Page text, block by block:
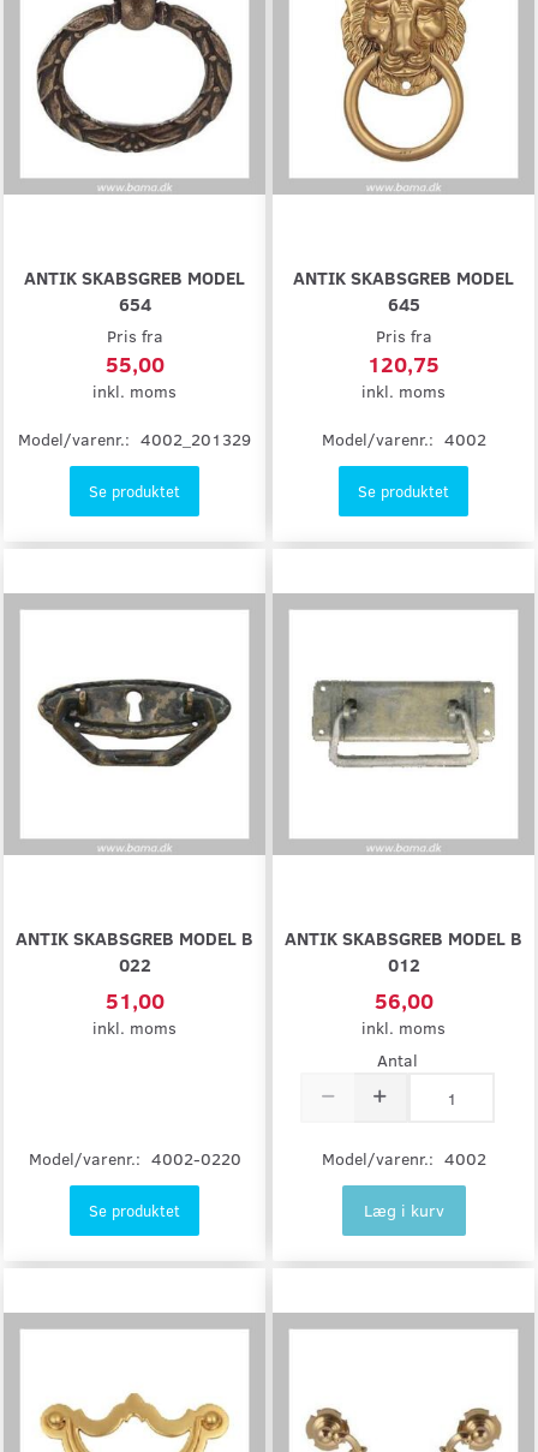
ANTIK SKABSGREB MODEL
654
Pris fra
55,00
inkl. moms
Model/varenr.: 4002_201329
Se produktet
ANTIK SKABSGREB MODEL
645
Pris fra
120,75
inkl. moms
Model/varenr.: 4002
Se produktet
ANTIK SKABSGREB MODEL B
022
51,00
inkl. moms
Model/varenr.: 4002-0220
Se produktet
ANTIK SKABSGREB MODEL B
012
56,00
inkl. moms
Antal
Model/varenr.: 4002
Læg i kurv